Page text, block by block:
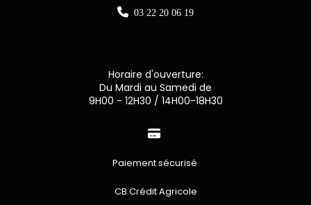
 03 22 20 06 19
Horaire d'ouverture:
Du Mardi au Samedi de
9H00 - 12H30 / 14H00-18H30

Paiement sécurisé
CB Crédit Agricole